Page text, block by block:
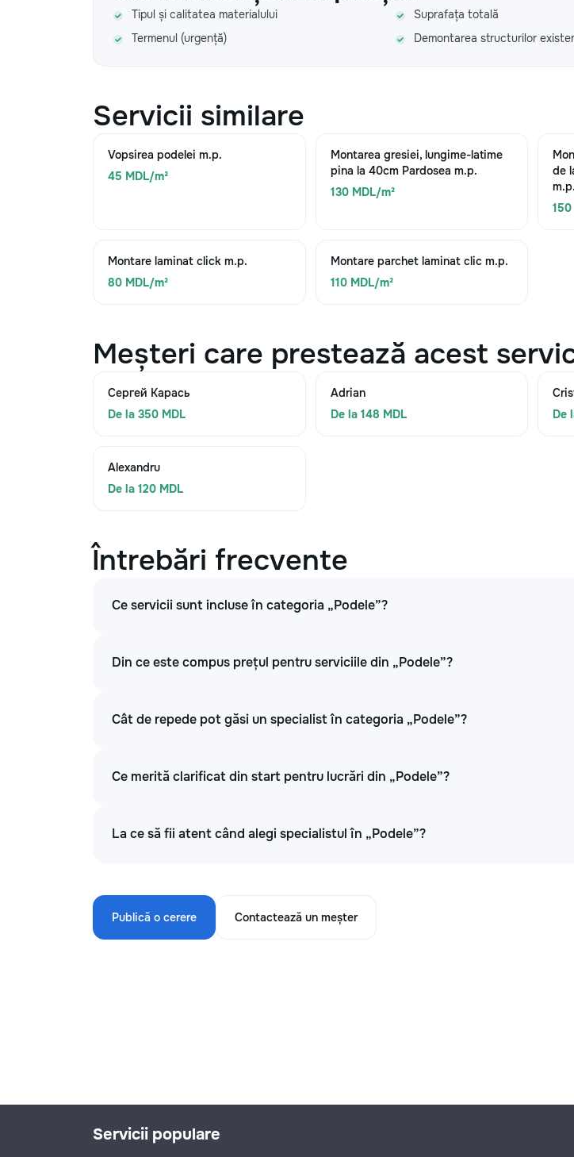
Tipul și calitatea materialului Suprafața totală
Termenul (urgență)
Demontarea structurilor
Servicii similare
Vopsirea podelei m.p.
45 MDL/m²
Montarea gresiei, lungime-latime
pina la 40cm Pardosea m.p.
130 MDL/m²
de
m.p.
Montare laminat click m.p.
80 MDL/m²
Montare parchet laminat clic m.p.
110 MDL/m²
Meșteri care prestează acest
Сергей Карась
De la 350 MDL
Adrian
De la 148 MDL
De
Alexandru
De la 120 MDL
Întrebări frecvente
Ce servicii sunt incluse în categoria „Podele”?
Din ce este compus prețul pentru serviciile din „Podele”?
Cât de repede pot găsi un specialist în categoria „Podele”?
Ce merită clarificat din start pentru lucrări din „Podele”?
La ce să fii atent când alegi specialistul în „Podele”?
Publică o cerere Contactează un meșter
Servicii populare